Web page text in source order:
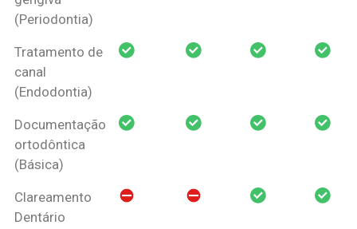
(Periodontia)
Tratamento de
canal
(Endodontia)
Documentação
ortodôntica
(Básica)
Clareamento
Dentário